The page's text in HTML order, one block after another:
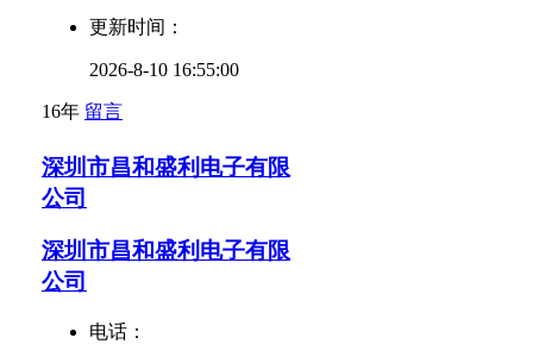
更新时间：
2026-8-10 16:55:00
16年 留言
深圳市昌和盛利电子有限
公司
深圳市昌和盛利电子有限
公司
电话：